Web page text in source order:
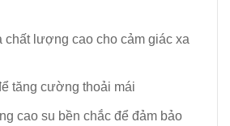
chất lượng cao cho cảm giác xa
tăng cường thoải mái
cao su bền chắc để đảm bảo